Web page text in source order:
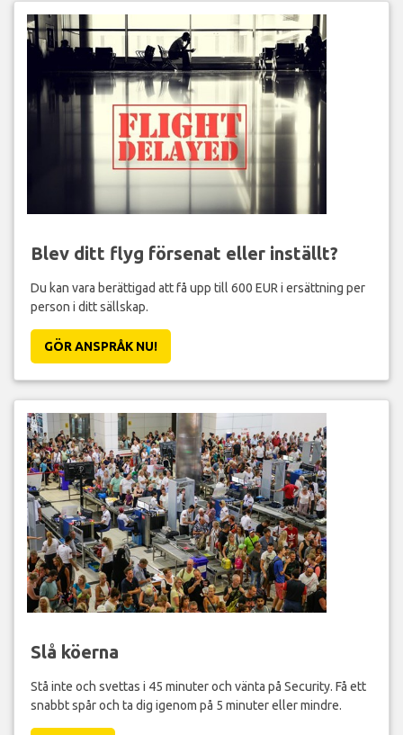
Blev ditt flyg försenat eller inställt?
Du kan vara berättigad att få upp till 600 EUR i ersättning per
person i ditt sällskap.
GÖR ANSPRÅK NU!
Slå köerna
Stå inte och svettas i 45 minuter och vänta på Security. Få ett
snabbt spår och ta dig igenom på 5 minuter eller mindre.